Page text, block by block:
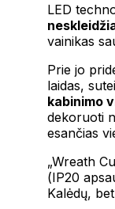
LED
vainikas
Prie jo
laidas,
kabinimo
dekoruoti
esančias
„Wreath
(IP20
Kalėdų,